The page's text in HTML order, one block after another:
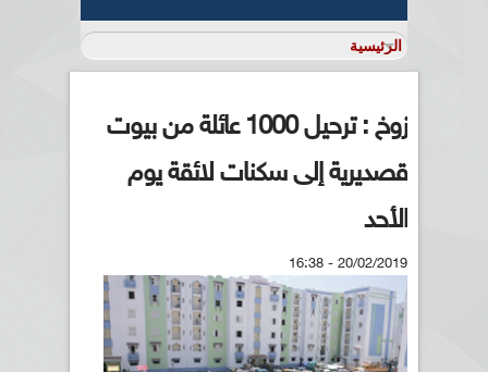
زوخ : ترحيل 1000 عائلة من بيوت
قصديرية إلى سكنات لائقة يوم
الأحد
20/02/2019 - 16:38